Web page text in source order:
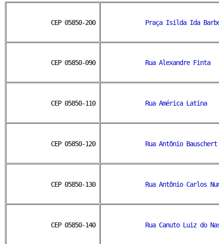
CEP 05850-200 Praça Isilda Ida
CEP 05850-090 Rua Alexandre Finta
CEP 05850-110 Rua América Latina
CEP 05850-120 Rua Antônio Bauschert
CEP 05850-130 Rua Antônio Carlos
CEP 05850-140 Rua Canuto Luiz do